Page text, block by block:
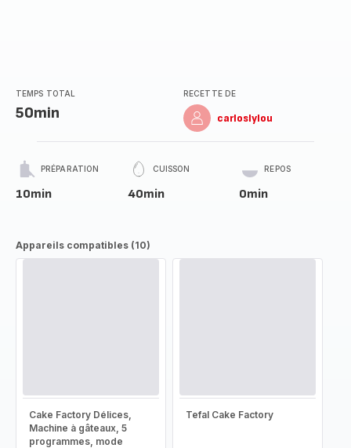
TEMPS TOTAL
50min
RECETTE DE
carloslylou
PRÉPARATION
10min
CUISSON
40min
REPOS
0min
Appareils compatibles (10)
Cake Factory Délices,
Machine à gâteaux, 5
programmes, mode
Tefal Cake Factory